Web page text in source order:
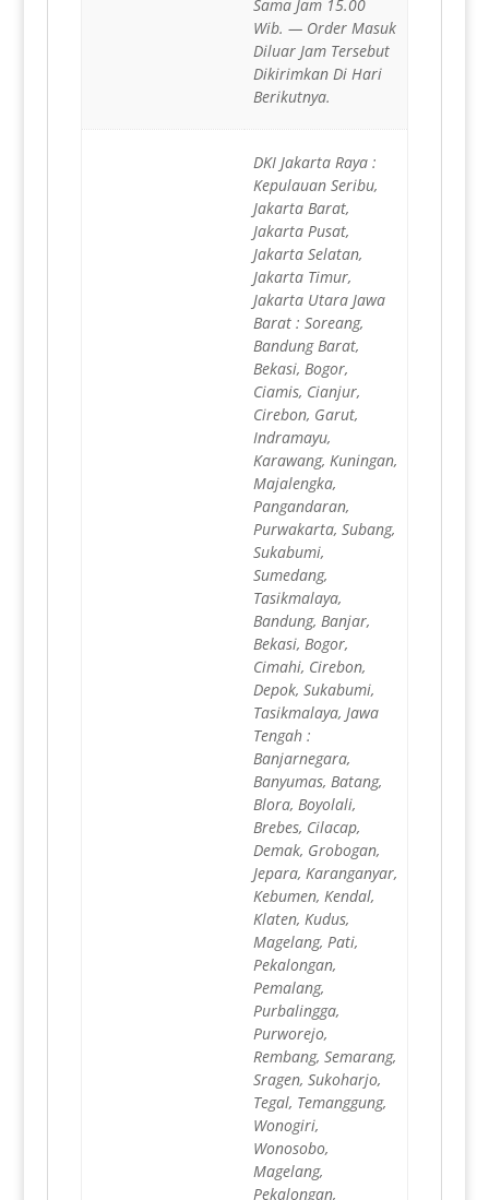
Sama Jam 15.00
Wib. — Order Masuk
Diluar Jam Tersebut
Dikirimkan Di Hari
Berikutnya.
DKI Jakarta Raya :
Kepulauan Seribu,
Jakarta Barat,
Jakarta Pusat,
Jakarta Selatan,
Jakarta Timur,
Jakarta Utara Jawa
Barat : Soreang,
Bandung Barat,
Bekasi, Bogor,
Ciamis, Cianjur,
Cirebon, Garut,
Indramayu,
Karawang, Kuningan,
Majalengka,
Pangandaran,
Purwakarta, Subang,
Sukabumi,
Sumedang,
Tasikmalaya,
Bandung, Banjar,
Bekasi, Bogor,
Cimahi, Cirebon,
Depok, Sukabumi,
Tasikmalaya, Jawa
Tengah :
Banjarnegara,
Banyumas, Batang,
Blora, Boyolali,
Brebes, Cilacap,
Demak, Grobogan,
Jepara, Karanganyar,
Kebumen, Kendal,
Klaten, Kudus,
Magelang, Pati,
Pekalongan,
Pemalang,
Purbalingga,
Purworejo,
Rembang, Semarang,
Sragen, Sukoharjo,
Tegal, Temanggung,
Wonogiri,
Wonosobo,
Magelang,
Pekalongan,